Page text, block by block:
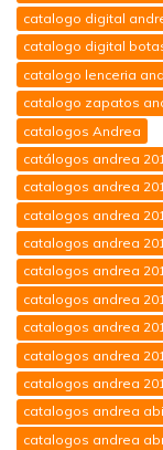
catalogo digital
catalogo digital
catalogo lenceria
catalogo zapatos
catalogos Andrea
catálogos andrea
catalogos andrea
catalogos andrea
catalogos andrea
catalogos andrea
catalogos andrea
catalogos andrea
catalogos andrea
catalogos andrea
catalogos andrea
catalogos andrea